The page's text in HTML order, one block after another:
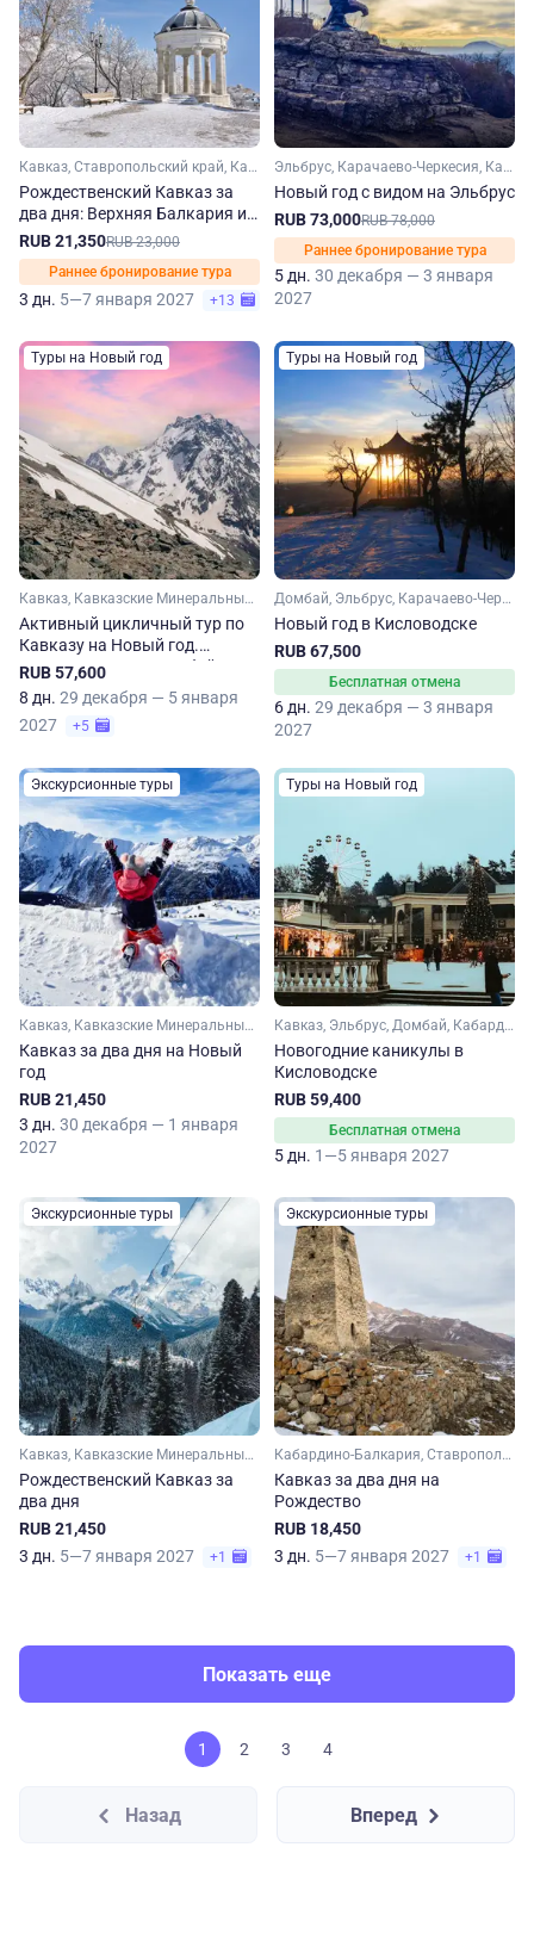
Кавказ, Ставропольский край, Кавказские Минеральные Воды, Кабардино-Балкария
Рождественский Кавказ за
два дня: Верхняя Балкария и
регион КМВ
RUB 21,350RUB 23,000
Раннее бронирование тура
3 дн. 5—7 января 2027 +13
Эльбрус, Карачаево-Черкесия, Кабардино-Балкария, Ставропольский край, Кавказ, Кавказские Минеральные Воды
Новый год с видом на Эльбрус
RUB 73,000RUB 78,000
Раннее бронирование тура
5 дн. 30 декабря — 3 января
2027
Туры на Новый год
Кавказ, Кавказские Минеральные Воды, Домбай, Чечня, Эльбрус, Карачаево-Черкесия, Кабардино-Балкария, Ингушетия
Активный цикличный тур по
Кавказу на Новый год.
Присоединитесь в любой
момент
RUB 57,600
8 дн. 29 декабря — 5 января
2027
+5
Туры на Новый год
Домбай, Эльбрус, Карачаево-Черкесия, Кабардино-Балкария, Кавказ, Ставропольский край, Кавказские Минеральные Воды
Новый год в Кисловодске
RUB 67,500
Бесплатная отмена
6 дн. 29 декабря — 3 января
2027
Экскурсионные туры
Кавказ, Кавказские Минеральные Воды, Ставропольский край, Кабардино-Балкария, Домбай, Карачаево-Черкесия, Эльбрус
Кавказ за два дня на Новый
год
RUB 21,450
3 дн. 30 декабря — 1 января
2027
Туры на Новый год
Кавказ, Эльбрус, Домбай, Кабардино-Балкария, Ставропольский край, Кавказские Минеральные Воды
Новогодние каникулы в
Кисловодске
RUB 59,400
Бесплатная отмена
5 дн. 1—5 января 2027
Экскурсионные туры
Кавказ, Кавказские Минеральные Воды, Карачаево-Черкесия, Ставропольский край, Кабардино-Балкария, Эльбрус
Рождественский Кавказ за
два дня
RUB 21,450
3 дн. 5—7 января 2027 +1
Экскурсионные туры
Кабардино-Балкария, Ставропольский край, Кавказ, Кавказские Минеральные Воды, Карачаево-Черкесия
Кавказ за два дня на
Рождество
RUB 18,450
3 дн. 5—7 января 2027 +1
Показать еще
1 2 3 4
Назад Вперед